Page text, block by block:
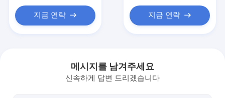
Ｅ 검은 차수막 직물 라
이너
지금 연락
분명한 점토 라이너를
뒤덮습니다
지금 연락
메시지를 남겨주세요
신속하게 답변 드리겠습니다